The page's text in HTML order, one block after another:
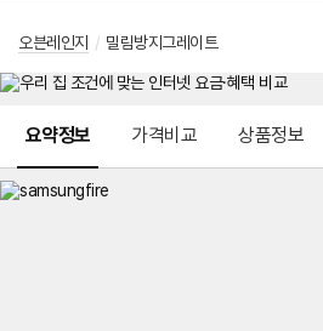
오븐레인지 / 밀림방지그레이트
요약정보 가격비교 상품정보